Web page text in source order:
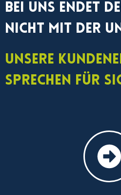
Bei uns endet
nicht mit der
Unsere
sprechen für